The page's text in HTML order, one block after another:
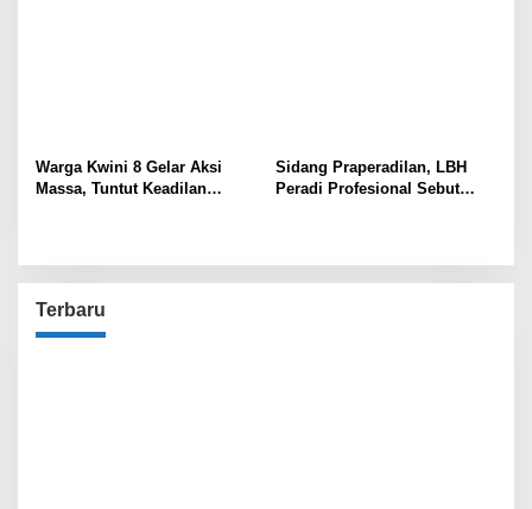
Warga Kwini 8 Gelar Aksi
Massa, Tuntut Keadilan
Sidang Praperadilan, LBH
Peradi Profesional Sebut
Terbaru